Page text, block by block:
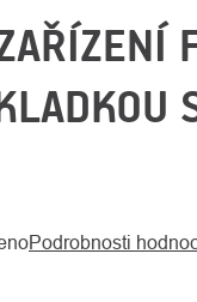
Podrobnosti